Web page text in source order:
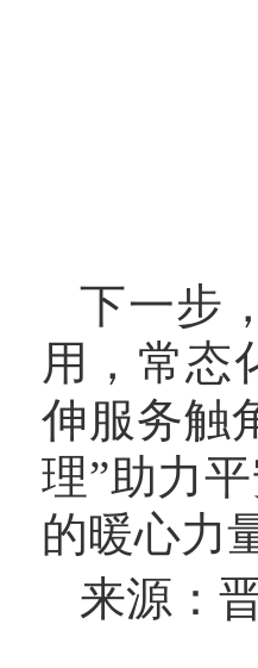
下一步
用，常态
伸服务触
理”助力
的暖心力
来源：